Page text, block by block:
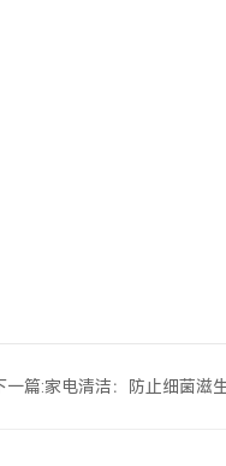
一篇:家电清洁：防止细菌滋